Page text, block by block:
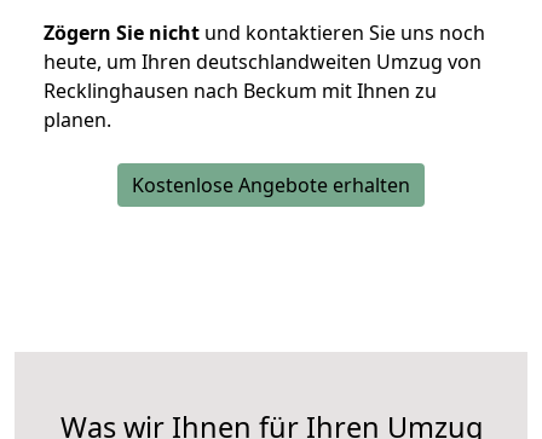
Zögern Sie nicht und kontaktieren Sie uns noch
heute, um Ihren deutschlandweiten Umzug von
Recklinghausen nach Beckum mit Ihnen zu
planen.
Kostenlose Angebote erhalten
Was wir Ihnen für Ihren Umzug